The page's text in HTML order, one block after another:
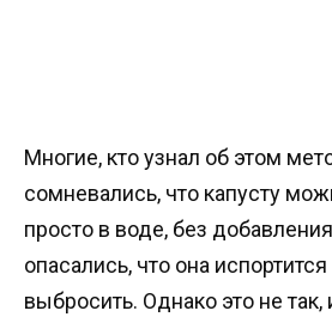
Многие, кто узнал об этом
сомневались, что капусту
просто в воде, без
опасались, что она
выбросить. Однако это не так,